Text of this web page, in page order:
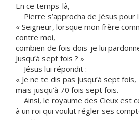
En ce temps-là,
Pierre s’approcha de Jésus pour
« Seigneur, lorsque mon frère
contre moi,
combien de fois dois-je lui
Jusqu’à sept fois ? »
Jésus lui répondit :
« Je ne te dis pas jusqu’à sept fois,
mais jusqu’à 70 fois sept fois.
Ainsi, le royaume des Cieux est
à un roi qui voulut régler ses